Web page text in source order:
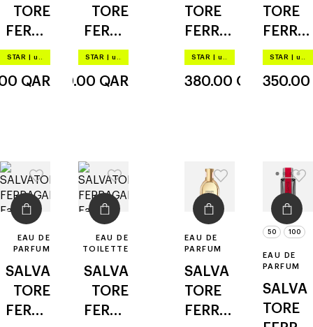
TORE
FERRA
GAMO
na
STAR up to –20%
QAR
TORE
FERRA
GAMO
leather
STAR up to –20%
450.00 QAR
PARFUM
TRAVEL
SIZE SET
TORE
FERRA
GAMO
leather
STAR up to –20%
380.00 QAR
TORE
FERRA
GAMO
pour
STAR up to –20%
350.00
EAU DE
PARFUM
SALVA
TORE
FERRA
EAU DE
TOILETTE
SALVA
TORE
FERRA
EAU DE
PARFUM
SALVA
TORE
FERRA
50 100
EAU DE
PARFUM
SALVA
TORE